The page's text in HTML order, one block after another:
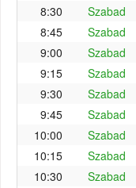
8:30
Szabad
8:45
Szabad
9:00
Szabad
9:15
Szabad
9:30
Szabad
9:45
Szabad
10:00
Szabad
10:15
Szabad
10:30
Szabad